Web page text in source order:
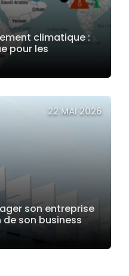
climatique :
pour les
22 MAI 2026
son entreprise
son business